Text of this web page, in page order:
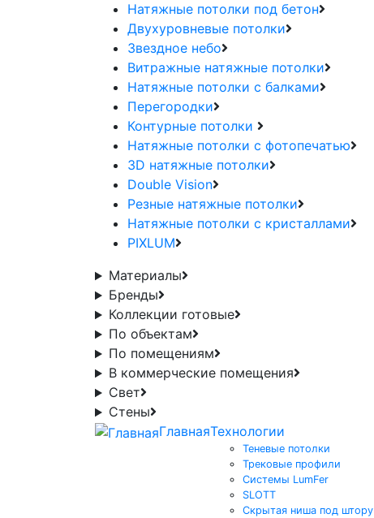
Натяжные потолки под бетон
Двухуровневые потолки
Звездное небо
Витражные натяжные потолки
Натяжные потолки с балками
Перегородки
Контурные потолки
Натяжные потолки с фотопечатью
3D натяжные потолки
Double Vision
Резные натяжные потолки
Натяжные потолки с кристаллами
PIXLUM
Материалы
Бренды
Коллекции готовые
По объектам
По помещениям
В коммерческие помещения
Свет
Стены
ГлавнаяТехнологии
Теневые потолки
Трековые профили
Системы LumFer
SLOTT
Скрытая ниша под штору